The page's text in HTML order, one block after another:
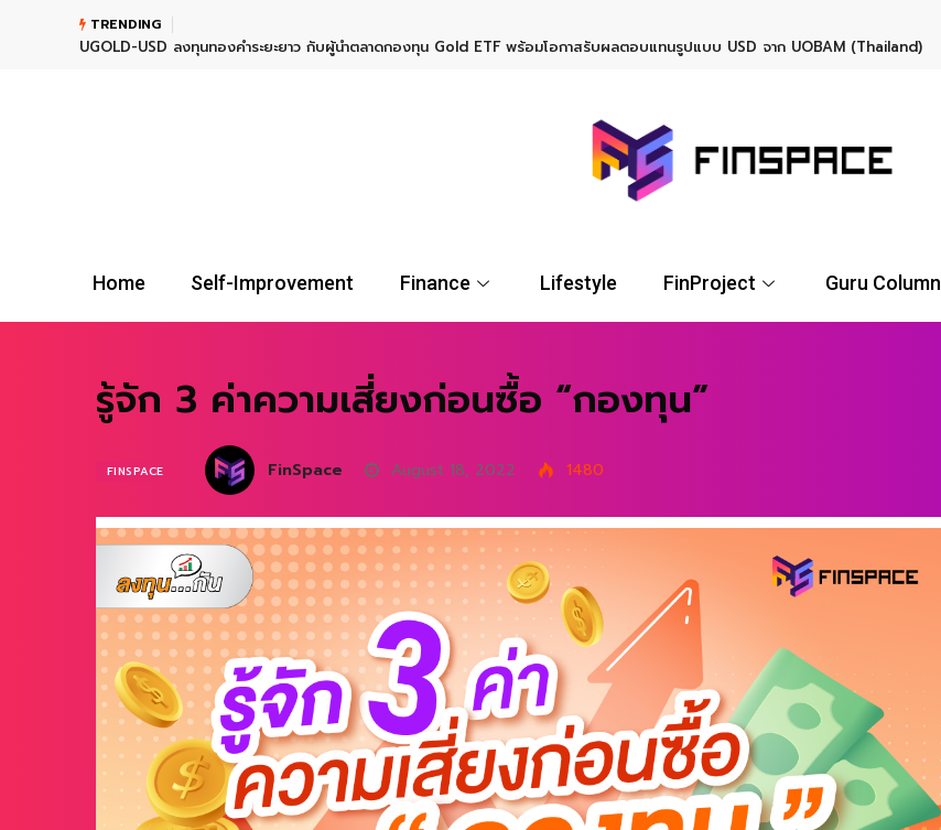
TRENDING
UGOLD-USD ลงทุนทองคำระยะยาว กับผู้นำตลาดกองทุน Gold ETF พร้อมโอกาสรับผลตอบแทนรูปแบบ USD จาก UOBAM (Thailand)
Home Self-Improvement Finance Lifestyle FinProject Guru Column
รู้จัก 3 ค่าความเสี่ยงก่อนซื้อ “กองทุน”
FINSPACE FinSpace August 18, 2022 1480